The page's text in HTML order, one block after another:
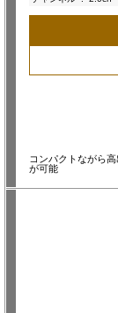
コンパクトながら
が可能